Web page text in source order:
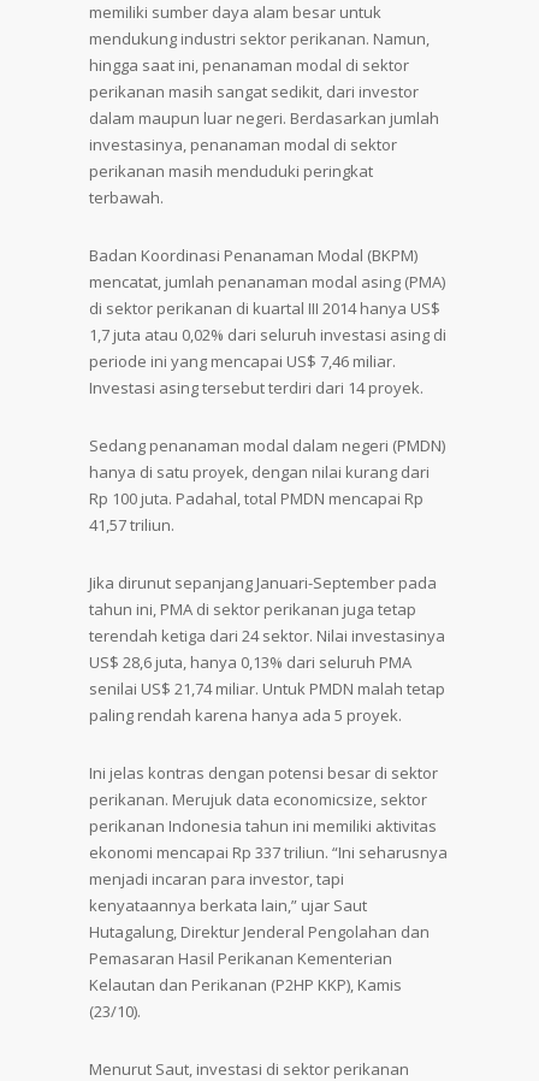
memiliki sumber daya alam besar untuk
mendukung industri sektor perikanan. Namun,
hingga saat ini, penanaman modal di sektor
perikanan masih sangat sedikit, dari investor
dalam maupun luar negeri. Berdasarkan jumlah
investasinya, penanaman modal di sektor
perikanan masih menduduki peringkat
terbawah.
Badan Koordinasi Penanaman Modal (BKPM)
mencatat, jumlah penanaman modal asing (PMA)
di sektor perikanan di kuartal III 2014 hanya US$
1,7 juta atau 0,02% dari seluruh investasi asing di
periode ini yang mencapai US$ 7,46 miliar.
Investasi asing tersebut terdiri dari 14 proyek.
Sedang penanaman modal dalam negeri (PMDN)
hanya di satu proyek, dengan nilai kurang dari
Rp 100 juta. Padahal, total PMDN mencapai Rp
41,57 triliun.
Jika dirunut sepanjang Januari-September pada
tahun ini, PMA di sektor perikanan juga tetap
terendah ketiga dari 24 sektor. Nilai investasinya
US$ 28,6 juta, hanya 0,13% dari seluruh PMA
senilai US$ 21,74 miliar. Untuk PMDN malah tetap
paling rendah karena hanya ada 5 proyek.
Ini jelas kontras dengan potensi besar di sektor
perikanan. Merujuk data economicsize, sektor
perikanan Indonesia tahun ini memiliki aktivitas
ekonomi mencapai Rp 337 triliun. “Ini seharusnya
menjadi incaran para investor, tapi
kenyataannya berkata lain,” ujar Saut
Hutagalung, Direktur Jenderal Pengolahan dan
Pemasaran Hasil Perikanan Kementerian
Kelautan dan Perikanan (P2HP KKP), Kamis
(23/10).
Menurut Saut, investasi di sektor perikanan